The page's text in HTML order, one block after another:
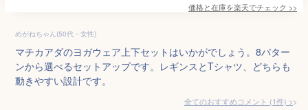
価格と在庫を楽天でチェック >>
めがねちゃん(50代・女性)
マチカアダのヨガウェア上下セットはいかがでしょう。8パター
ンから選べるセットアップです。レギンスとTシャツ、どちらも
動きやすい設計です。
全てのおすすめコメント (1件) >